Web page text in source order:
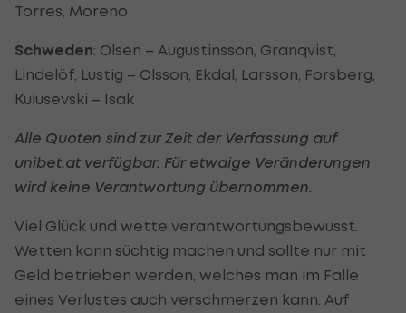
Torres, Moreno
Schweden: Olsen – Augustinsson, Granqvist,
Lindelöf, Lustig – Olsson, Ekdal, Larsson, Forsberg,
Kulusevski – Isak
Alle Quoten sind zur Zeit der Verfassung auf
unibet.at verfügbar. Für etwaige Veränderungen
wird keine Verantwortung übernommen.
Viel Glück und wette verantwortungsbewusst.
Wetten kann süchtig machen und sollte nur mit
Geld betrieben werden, welches man im Falle
eines Verlustes auch verschmerzen kann. Auf